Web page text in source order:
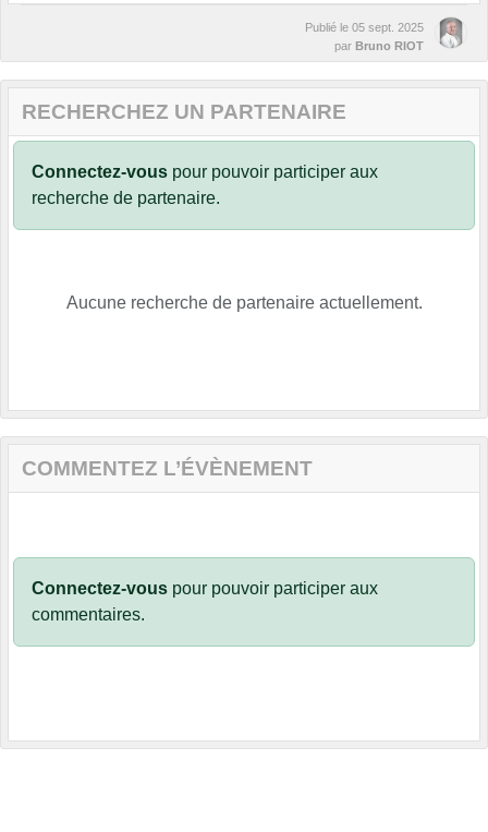
Publié le 05 sept. 2025
par Bruno RIOT
RECHERCHEZ UN PARTENAIRE
Connectez-vous pour pouvoir participer aux
recherche de partenaire.
Aucune recherche de partenaire actuellement.
COMMENTEZ L’ÉVÈNEMENT
Connectez-vous pour pouvoir participer aux
commentaires.